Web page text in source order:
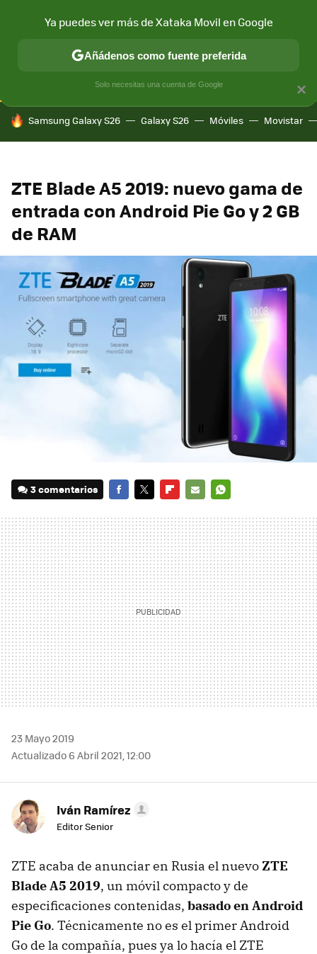
CONECTIVIDAD MÓVIL Y SOCIEDAD APLICACIONES
HOY SE HABLA DE
Samsung Galaxy S26 Galaxy S26 Móviles Movistar
ZTE Blade A5 2019: nuevo gama de
entrada con Android Pie Go y 2 GB
de RAM
3 comentarios
MAIL
23 Mayo 2019
Actualizado 6 Abril 2021, 12:00
Iván Ramírez
Editor Senior
ZTE acaba de anunciar en Rusia el nuevoZTE
Blade A5 2019, un móvil compacto y de
especificaciones contenidas, basado en Android
Pie Go. Técnicamente no es el primer Android
Go de la compañía, pues ya lo hacía el ZTE
×
Ya puedes ver más de Xataka Movil en Google
Añádenos como fuente preferida
Solo necesitas una cuenta de Google